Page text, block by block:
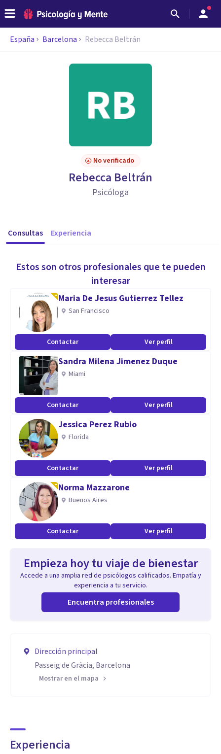
España Barcelona Rebecca Beltrán
No verificado
Rebecca Beltrán
Psicóloga
Consultas Experiencia
Estos son otros profesionales que te pueden
interesar
Maria De Jesus Gutierrez Tellez
San Francisco
Contactar Ver perfil
Sandra Milena Jimenez Duque
Miami
Contactar Ver perfil
Jessica Perez Rubio
Florida
Contactar Ver perfil
Norma Mazzarone
Buenos Aires
Contactar Ver perfil
Empieza hoy tu viaje de bienestar
Accede a una amplia red de psicólogos calificados. Empatía y
experiencia a tu servicio.
Encuentra profesionales
Dirección principal
Passeig de Gràcia, Barcelona
Mostrar en el mapa
Experiencia